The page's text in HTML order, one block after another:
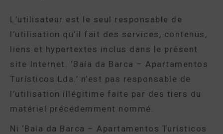
L’utilisateur est le seul responsable de
l’utilisation qu’il fait des services, contenus,
liens et hypertextes inclus dans le présent
site Internet. ‘Baía da Barca – Apartamentos
Turísticos Lda.’ n’est pas responsable de
l’utilisation illégitime faite par des tiers du
matériel précédemment nommé.
Ni ‘Baía da Barca – Apartamentos Turísticos